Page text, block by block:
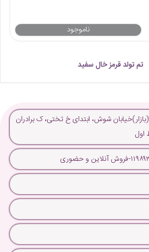
ناموجود
تم تولد قرمز خال سفید
تهران، منطقه ۱۲(بازار)خیابان شوش، ابتدای خ تختی، ک برادران